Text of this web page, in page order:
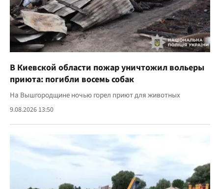
В Киевской области пожар уничтожил вольеры
приюта: погибли восемь собак
На Вышгородщине ночью горел приют для животных
9.08.2026 13:50